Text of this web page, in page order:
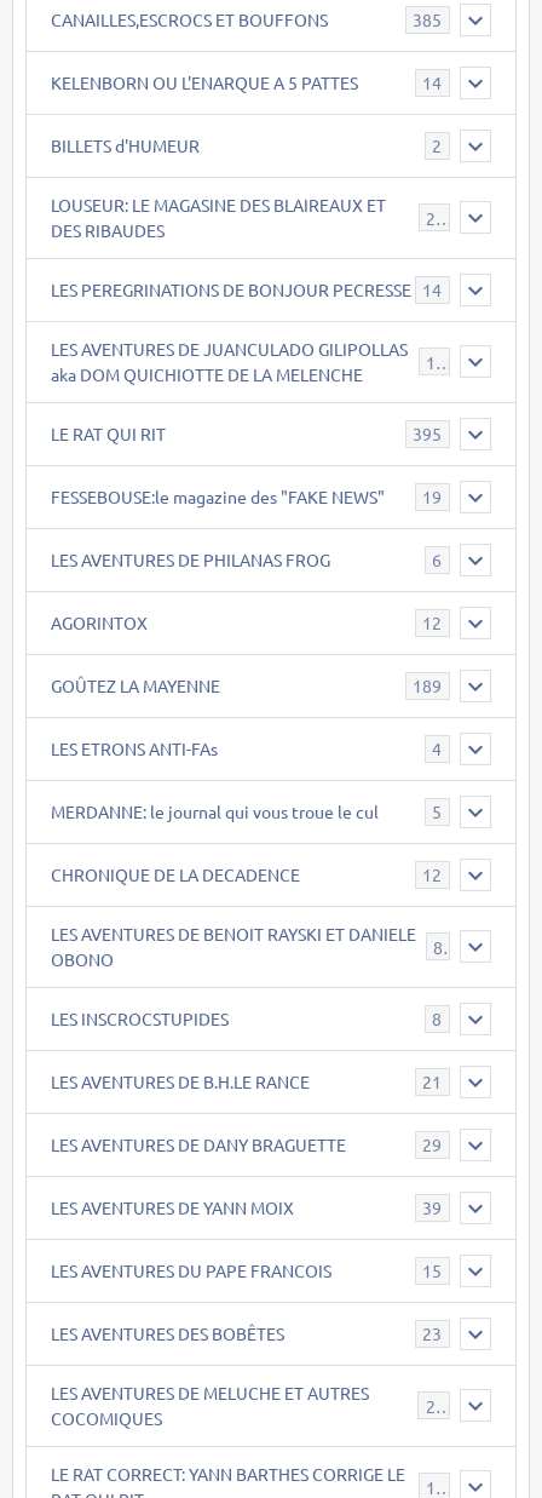
CANAILLES,ESCROCS ET BOUFFONS 385
KELENBORN OU L'ENARQUE A 5 PATTES 14
BILLETS d'HUMEUR 2
LOUSEUR: LE MAGASINE DES BLAIREAUX ET
DES RIBAUDES
21
LES PEREGRINATIONS DE BONJOUR PECRESSE 14
LES AVENTURES DE JUANCULADO GILIPOLLAS
aka DOM QUICHIOTTE DE LA MELENCHE
119
LE RAT QUI RIT 395
FESSEBOUSE:le magazine des "FAKE NEWS" 19
LES AVENTURES DE PHILANAS FROG 6
AGORINTOX 12
GOÛTEZ LA MAYENNE 189
LES ETRONS ANTI-FAs 4
MERDANNE: le journal qui vous troue le cul 5
CHRONIQUE DE LA DECADENCE 12
LES AVENTURES DE BENOIT RAYSKI ET DANIELE
OBONO
8
LES INSCROCSTUPIDES 8
LES AVENTURES DE B.H.LE RANCE 21
LES AVENTURES DE DANY BRAGUETTE 29
LES AVENTURES DE YANN MOIX 39
LES AVENTURES DU PAPE FRANCOIS 15
LES AVENTURES DES BOBÊTES 23
LES AVENTURES DE MELUCHE ET AUTRES
COCOMIQUES
22
LE RAT CORRECT: YANN BARTHES CORRIGE LE
15